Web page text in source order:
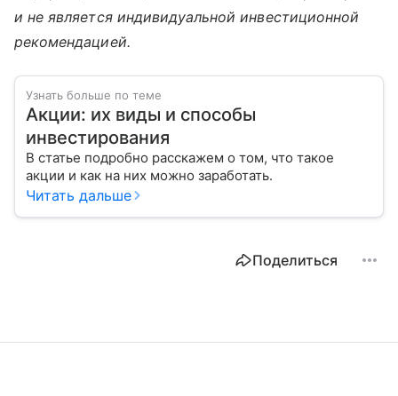
и не является индивидуальной инвестиционной
рекомендацией.
Узнать больше по теме
Акции: их виды и способы
инвестирования
В статье подробно расскажем о том, что такое
акции и как на них можно заработать.
Читать дальше
Поделиться